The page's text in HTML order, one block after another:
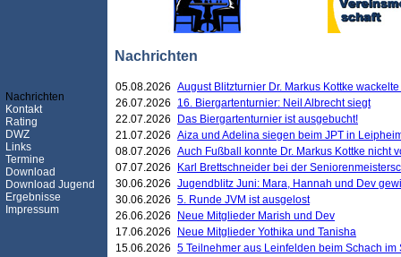
Nachrichten
Nachrichten
Kontakt
Rating
DWZ
Links
Termine
Download
Download Jugend
Ergebnisse
Impressum
05.08.2026 August Blitzturnier Dr. Markus Kottke
26.07.2026
16. Biergartenturnier: Neil Albrecht siegt
22.07.2026
Das Biergartenturnier ist ausgebucht!
21.07.2026 Aiza und Adelina siegen beim JPT in
08.07.2026 Auch Fußball konnte Dr. Markus Kottke nicht
07.07.2026
Karl Brettschneider bei der
30.06.2026 Jugendblitz Juni: Mara, Hannah und Dev
30.06.2026 5. Runde JVM ist ausgelost
26.06.2026
Neue Mitglieder Marish und Dev
17.06.2026
Neue Mitglieder Yothika und Tanisha
15.06.2026 5 Teilnehmer aus Leinfelden beim Schach